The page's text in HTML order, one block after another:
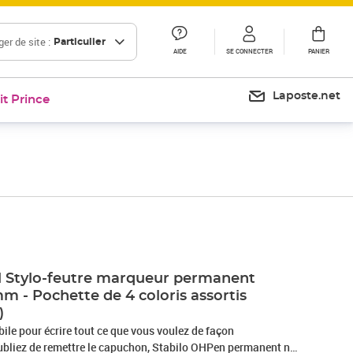
de site : Particulier
AIDE SE CONNECTER PANIER
Prince Laposte.net
Stylo-feutre marqueur permanent
- Pochette de 4 coloris assortis
pour écrire tout ce que vous voulez de façon
de remettre le capuchon, Stabilo OHPen permanent ne